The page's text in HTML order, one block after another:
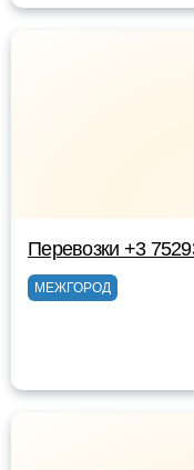
Перевозки +3
МЕЖГОРОД